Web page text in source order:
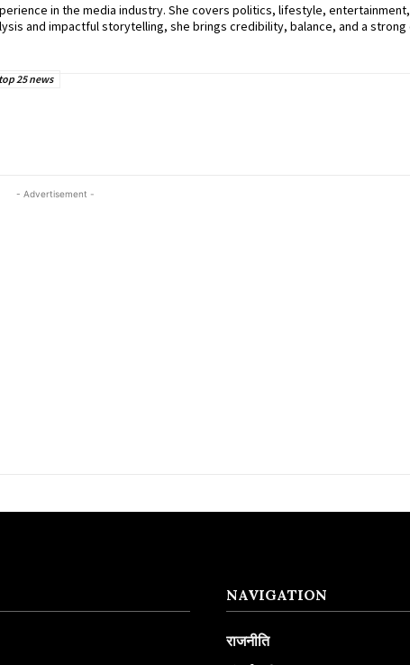
in the media industry. She covers politics, lifestyle,
and impactful storytelling, she brings credibility, balance, and a
top 25 news
- Advertisement -
NAVIGATION
राजनीति